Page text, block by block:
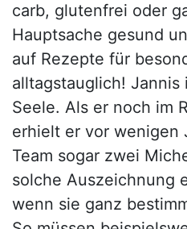
carb, glutenfrei oder
Hauptsache gesund
auf Rezepte für
alltagstauglich! Jannis
Seele. Als er noch im
erhielt er vor wenigen
Team sogar zwei
solche Auszeichnung
wenn sie ganz